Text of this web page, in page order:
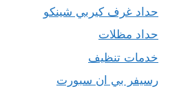
حداد غرف كيربي شينكو
حداد مظلات
خدمات تنظيف
رسيفر بي ان سبورت